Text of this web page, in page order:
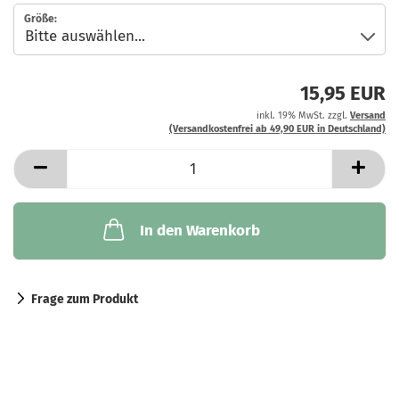
Größe:
15,95 EUR
inkl. 19% MwSt. zzgl. Versand
(Versandkostenfrei ab 49,90 EUR in Deutschland)
In den Warenkorb
Frage zum Produkt